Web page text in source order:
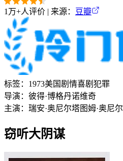
1万+人评价 | 来源： 豆瓣
标签： 1973美国 剧情喜剧 犯罪
导演： 彼得·博格丹诺维奇
主演： 瑞安·奥尼尔塔图姆·奥尼尔
窃听大阴谋